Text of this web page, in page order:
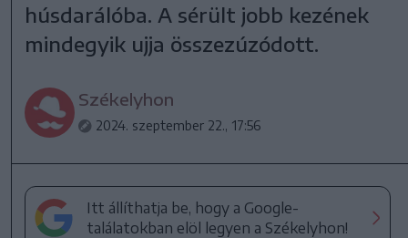
húsdarálóba. A sérült jobb kezének
mindegyik ujja összezúzódott.
Székelyhon
2024. szeptember 22., 17:56
Itt állíthatja be, hogy a Google-
találatokban elöl legyen a Székelyhon!